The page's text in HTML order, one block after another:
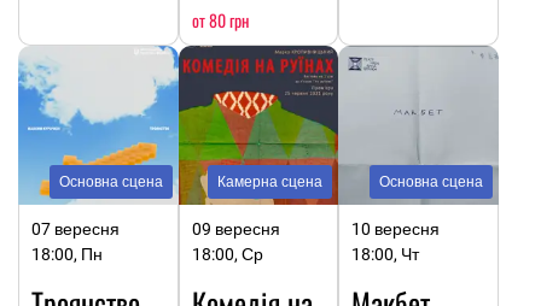
от 80 грн
Основна сцена
07 вересня
18:00, Пн
Камерна сцена
09 вересня
18:00, Ср
Основна сцена
10 вересня
18:00, Чт